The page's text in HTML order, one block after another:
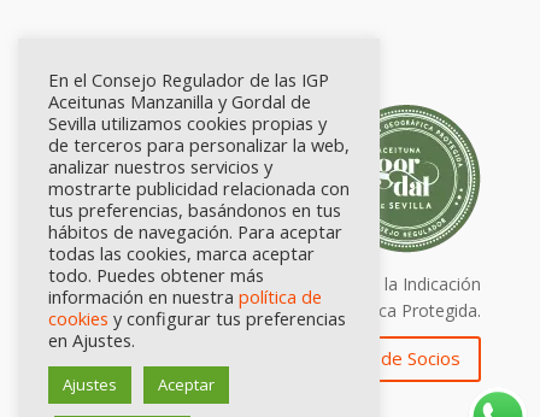
Calidad certificada por Origen. Sellos de la Indicación
Geográfica Protegida.
Zona de Socios
En el Consejo Regulador de las IGP
Aceitunas Manzanilla y Gordal de
Sevilla utilizamos cookies propias y
de terceros para personalizar la web,
analizar nuestros servicios y
mostrarte publicidad relacionada con
tus preferencias, basándonos en tus
hábitos de navegación. Para aceptar
todas las cookies, marca aceptar
todo. Puedes obtener más
información en nuestra política de
cookies y configurar tus preferencias
en Ajustes.
Ajustes Aceptar